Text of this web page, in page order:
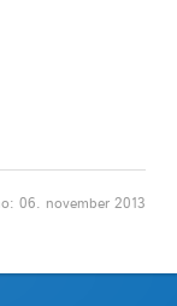
06. november 2013